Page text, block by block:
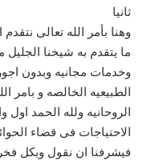
ثانيا
وهنا بأمر الله تعالى
ما يتقدم به شيخنا
وخدمات مجانيه وبدون
الطبيعيه الخالصه و بامر
الروحانيه ولله الحمد
الاحتياجات فى قضاء
فيشرفنا ان نقول وبكل فخر